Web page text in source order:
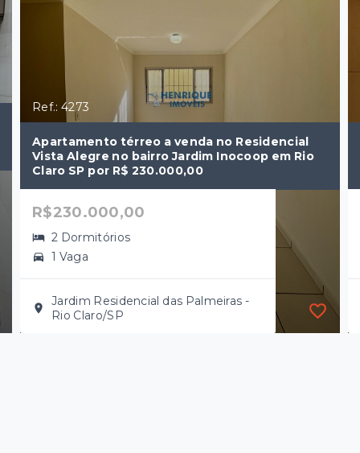
Ref.: 4273
Apartamento térreo a venda no Residencial
Vista Alegre no bairro Jardim Inocoop em Rio
Claro SP por R$ 230.000,00
R$230.000,00
2 Dormitórios
1 Vaga
Jardim Residencial das Palmeiras -
Rio Claro/SP